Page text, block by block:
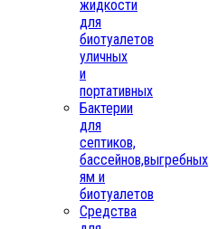
жидкости
для
биотуалетов
уличных
и
портативных
Бактерии
для
септиков,
бассейнов,выгребных
ям и
биотуалетов
Средства